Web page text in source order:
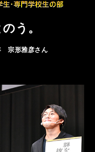
う。
宗形雅彦さん